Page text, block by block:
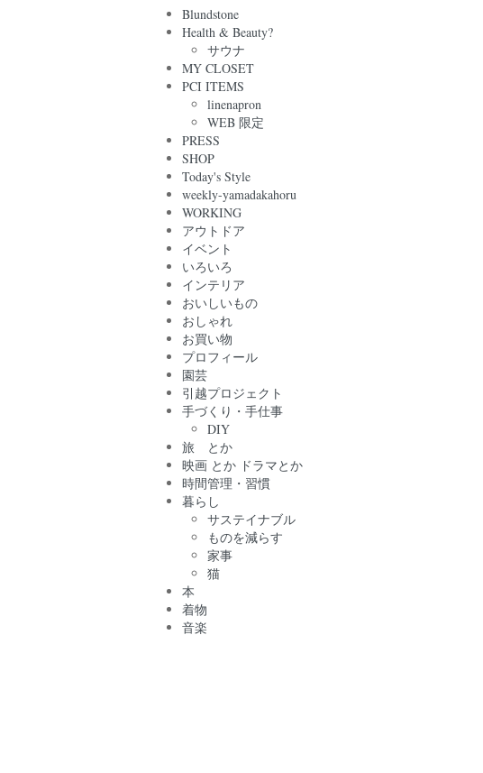
Blundstone
Health & Beauty?
サウナ
MY CLOSET
PCI ITEMS
linenapron
WEB 限定
PRESS
SHOP
Today's Style
weekly-yamadakahoru
WORKING
アウトドア
イベント
いろいろ
インテリア
おいしいもの
おしゃれ
お買い物
プロフィール
園芸
引越プロジェクト
手づくり・手仕事
DIY
旅 とか
映画 とか ドラマとか
時間管理・習慣
暮らし
サステイナブル
ものを減らす
家事
猫
本
着物
音楽